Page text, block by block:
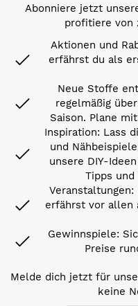
Abonniere jetzt
profitiere von
Aktionen und
erfährst du als
Neue Stoffe
regelmäßig
Saison. Plane
Inspiration: Lass
und
unsere DIY-
Tipps und
erfährst vor allen
Gewinnspiele:
Preise
Melde dich jetzt für
keine